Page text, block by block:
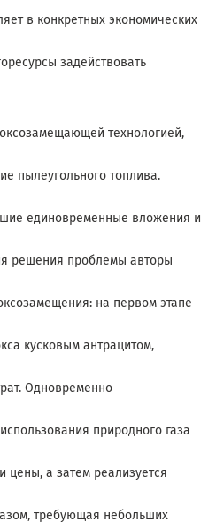
в конкретных экономических
задействовать
технологией,
пылеугольного топлива.
единовременные вложения и
решения проблемы авторы
на первом этапе
кусковым антрацитом,
Одновременно
природного газа
цены, а затем реализуется
требующая небольших